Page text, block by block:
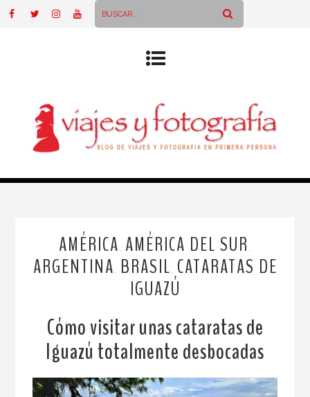
AMÉRICA AMÉRICA DEL SUR
ARGENTINA BRASIL CATARATAS DE
IGUAZÚ
Cómo visitar unas cataratas de
Iguazú totalmente desbocadas